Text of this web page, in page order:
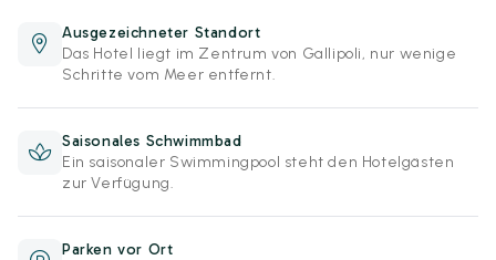
Ausgezeichneter Standort
Das Hotel liegt im Zentrum von Gallipoli, nur wenige
Schritte vom Meer entfernt.
Saisonales Schwimmbad
Ein saisonaler Swimmingpool steht den Hotelgästen
zur Verfügung.
Parken vor Ort